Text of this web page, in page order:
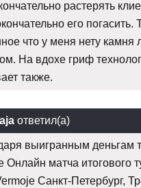
растерять
его погасить.
что у меня нету камня
На вдохе гриф
также.
ответил(а)
выигранным деньгам
Онлайн матча итогового
Санкт-Петербург,